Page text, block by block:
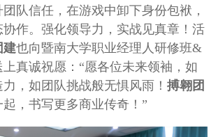
队信任，在游戏中卸下身份包袱，
作。 强化领导力，实战见真章！活
建也向暨南大学职业经理人研修班&
真诚祝愿：“愿各位未来领袖，如
，如团队挑战般无惧风雨！ 搏翱团
，书写更多商业传奇！”